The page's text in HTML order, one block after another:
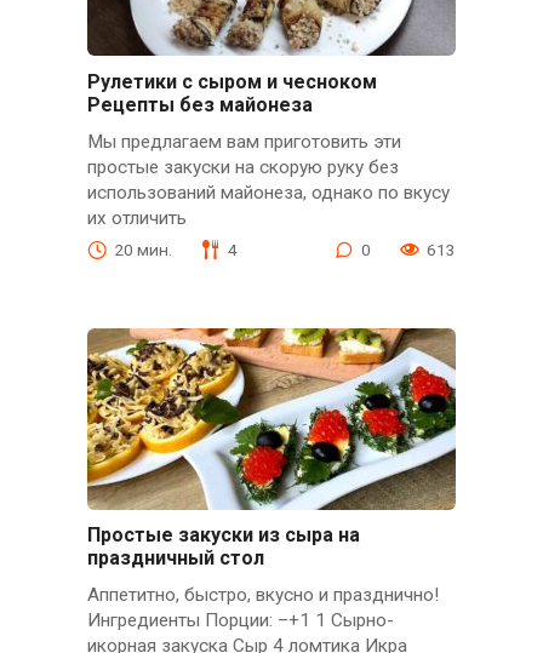
Рулетики с сыром и чесноком
Рецепты без майонеза
Мы предлагаем вам приготовить эти
простые закуски на скорую руку без
использований майонеза, однако по вкусу
их отличить
20 мин. 4 0 613
Простые закуски из сыра на
праздничный стол
Аппетитно, быстро, вкусно и празднично!
Ингредиенты Порции: –+1 1 Сырно-
икорная закуска Сыр 4 ломтика Икра